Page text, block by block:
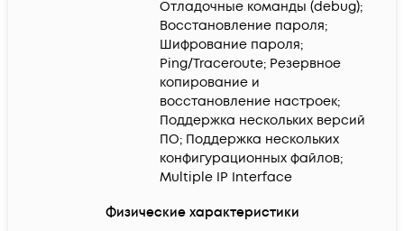
Отладочные команды (debug);
Восстановление пароля;
Шифрование пароля;
Ping/Traceroute; Резервное
копирование и
восстановление настроек;
Поддержка нескольких версий
ПО; Поддержка нескольких
конфигурационных файлов;
Multiple IP Interface
Физические характеристики